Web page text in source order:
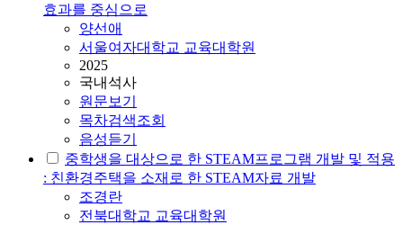
효과를 중심으로
양선애
서울여자대학교 교육대학원
2025
국내석사
원문보기
목차검색조회
음성듣기
중학생을 대상으로 한 STEAM프로그램 개발 및 적용
: 친환경주택을 소재로 한 STEAM자료 개발
조경란
전북대학교 교육대학원